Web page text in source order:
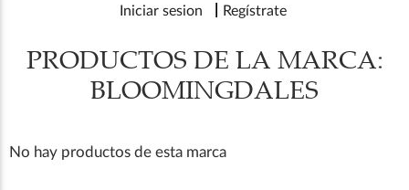
Iniciar sesion Regístrate
PRODUCTOS DE LA MARCA:
BLOOMINGDALES
No hay productos de esta marca